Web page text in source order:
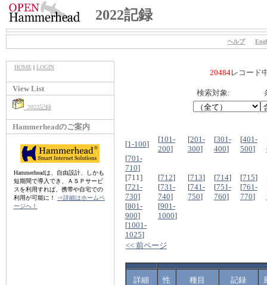
2022記録
ヘルプ
HOME| LOGIN
View List
2022記録
Hammerheadのご案内
Hammerheadは、自由設計、しかも
短期間で導入でき、ＡＳＰサービ
スを利用すれば、携帯や自宅での
利用が可能に！
⇒詳細はホームペ
ージへ！
20484レコード
検索対象:
[1-100]
[101-
200]
[201-
300]
[301-
400]
[401-
500]
[701-
710]
[711]
[712] [713] [714] [715]
[721-
730]
[731-
740]
[741-
750]
[751-
760]
[761-
770]
[801-
900]
[901-
1000]
[1001-
1025]
<< 前ページ
詳細 性 種目 記録